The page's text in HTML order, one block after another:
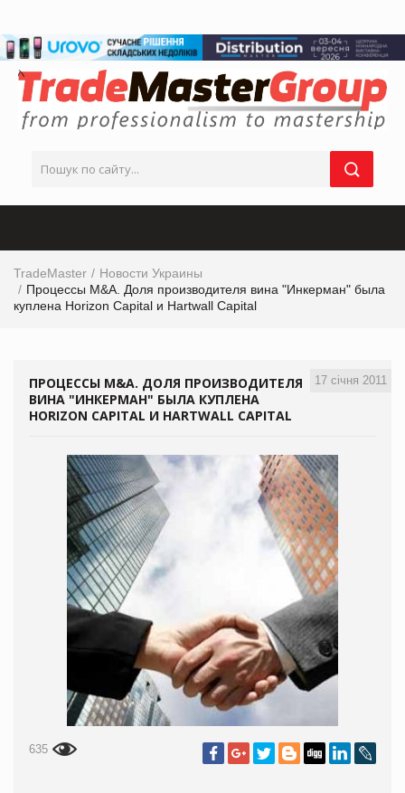
TradeMaster
Новости Украины
Процессы M&A. Доля производителя вина "Инкерман" была
куплена Horizon Capital и Hartwall Capital
17 січня 2011
ПРОЦЕССЫ M&A. ДОЛЯ ПРОИЗВОДИТЕЛЯ
ВИНА "ИНКЕРМАН" БЫЛА КУПЛЕНА
HORIZON CAPITAL И HARTWALL CAPITAL
635